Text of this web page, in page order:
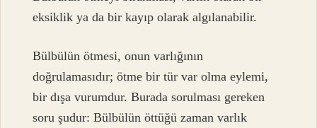
eksiklik ya da bir kayıp olarak algılanabilir.
Bülbülün ötmesi, onun varlığının
doğrulamasıdır; ötme bir tür var olma eylemi,
bir dışa vurumdur. Burada sorulması gereken
soru şudur: Bülbülün öttüğü zaman varlık